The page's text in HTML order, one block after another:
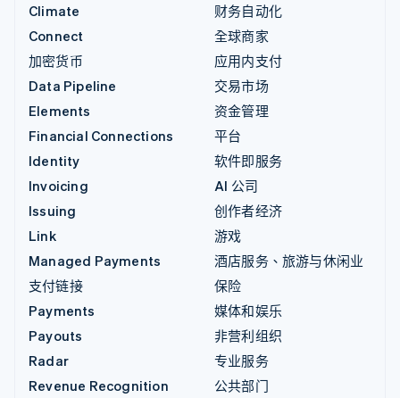
Climate
Connect
加密货币
Data Pipeline
Elements
Financial Connections
Identity
Invoicing
Issuing
Link
Managed Payments
支付链接
Payments
Payouts
Radar
Revenue Recognition
财务自动化
全球商家
应用内支付
交易市场
资金管理
平台
软件即服务
AI 公司
创作者经济
游戏
酒店服务、旅游与休闲业
保险
媒体和娱乐
非营利组织
专业服务
公共部门